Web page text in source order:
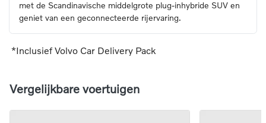
met de Scandinavische middelgrote plug-inhybride SUV en
geniet van een geconnecteerde rijervaring.
*Inclusief Volvo Car Delivery Pack
Vergelijkbare voertuigen